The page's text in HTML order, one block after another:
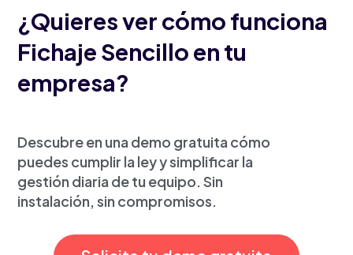
¿Quieres ver cómo funciona
Fichaje Sencillo en tu
empresa?
Descubre en una demo gratuita cómo
puedes cumplir la ley y simplificar la
gestión diaria de tu equipo. Sin
instalación, sin compromisos.